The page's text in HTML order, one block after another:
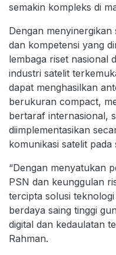
semakin kompleks di
Dengan
dan kompetensi yang
lembaga riset nasional
industri satelit
dapat menghasilkan
berukuran compact,
bertaraf internasional,
diimplementasikan
komunikasi satelit pada
“Dengan menyatukan
PSN dan keunggulan
tercipta solusi
berdaya saing tinggi
digital dan kedaulatan
Rahman.